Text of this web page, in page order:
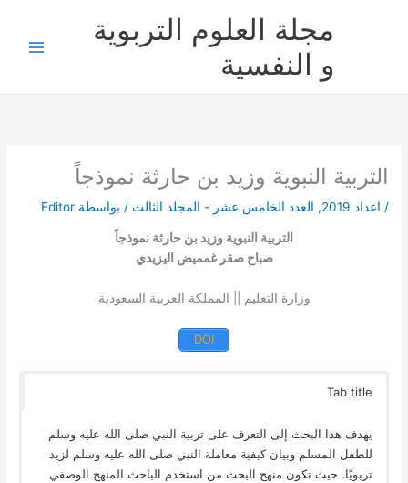
مجلة العلوم التربوية
و النفسية
التربية النبوية وزيد بن حارثة نموذجاً
/ اعداد 2019 , العدد الخامس عشر - المجلد الثالث / بواسطة Editor
التربية النبوية وزيد بن حارثة نموذجاً
صباح صقر غمميض اليزيدي
وزارة التعليم || المملكة العربية السعودية
DOI
Tab title
يهدف هذا البحث إلى التعرف على تربية النبي صلى الله عليه وسلم
للطفل المسلم وبيان كيفية معاملة النبي صلى الله عليه وسلم لزيد
تربويًا. حيث تكون منهج البحث من استخدم الباحث المنهج الوصفي